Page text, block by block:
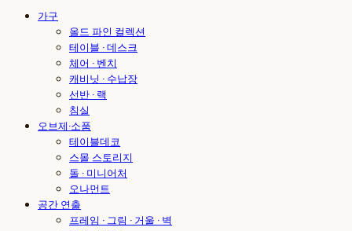
가구
올드 파인 컬렉션
테이블 · 데스크
체어 · 벤치
캐비닛 · 수납장
선반 · 랙
침실
오브제·소품
테이블데코
스몰 스토리지
돌 · 미니어처
오나먼트
공간 연출
프레임 · 그림 · 거울 · 벽